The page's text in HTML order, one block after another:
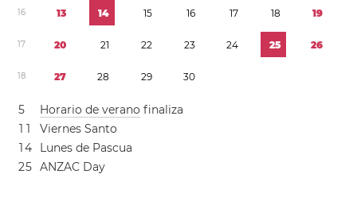
16 13 14 15 16 17 18 19
17 20 21 22 23 24 25 26
18 27 28 29 30
5 Horario de verano finaliza
1 1
Viernes Santo
14
Lunes de Pascua
25 ANZAC Day